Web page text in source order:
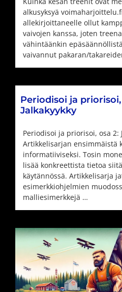
alkusyksyä
allekirjoittaneelle ollut
vaivojen kanssa, joten
vähintäänkin
vaivannut pakaran/
Periodisoi ja priorisoi,
Jalkakyykky
Periodisoi ja priorisoi, osa 2:
Artikkelisarjan ensimmäistä
informatiiviseksi. Tosin
lisää konkreettista tietoa
käytännössä. Artikkelisarja
esimerkkiohjelmien
malliesimerkkejä …